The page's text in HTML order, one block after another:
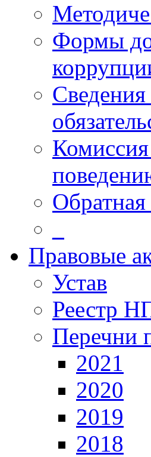
Формы
Правовые
Устав
Реестр
Перечни
2021
2020
2019
2018